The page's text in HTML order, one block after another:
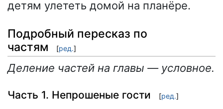
детям улететь домой на планёре.
Подробный пересказ по
частям
[ред.]
Деление частей на главы — условное.
Часть 1. Непрошеные гости [ред.]